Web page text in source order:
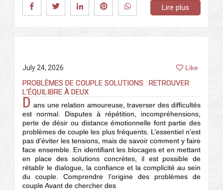
Lire plus
July 24, 2026 Like
PROBLÈMES DE COUPLE SOLUTIONS : RETROUVER
L’ÉQUILIBRE À DEUX
D ans une relation amoureuse, traverser des difficultés
est normal. Disputes à répétition, incompréhensions,
perte de désir ou distance émotionnelle font partie des
problèmes de couple les plus fréquents. L’essentiel n’est
pas d’éviter les tensions, mais de savoir comment y faire
face ensemble. En identifiant les blocages et en mettant
en place des solutions concrètes, il est possible de
rétablir le dialogue, la confiance et la complicité au sein
du couple. Comprendre l’origine des problèmes de
couple Avant de chercher des